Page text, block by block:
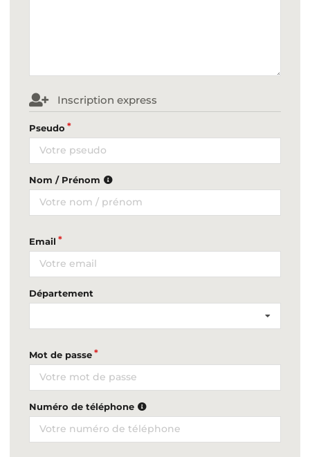
Inscription express
Pseudo
Nom / Prénom
Email
Département
Mot de passe
Numéro de téléphone